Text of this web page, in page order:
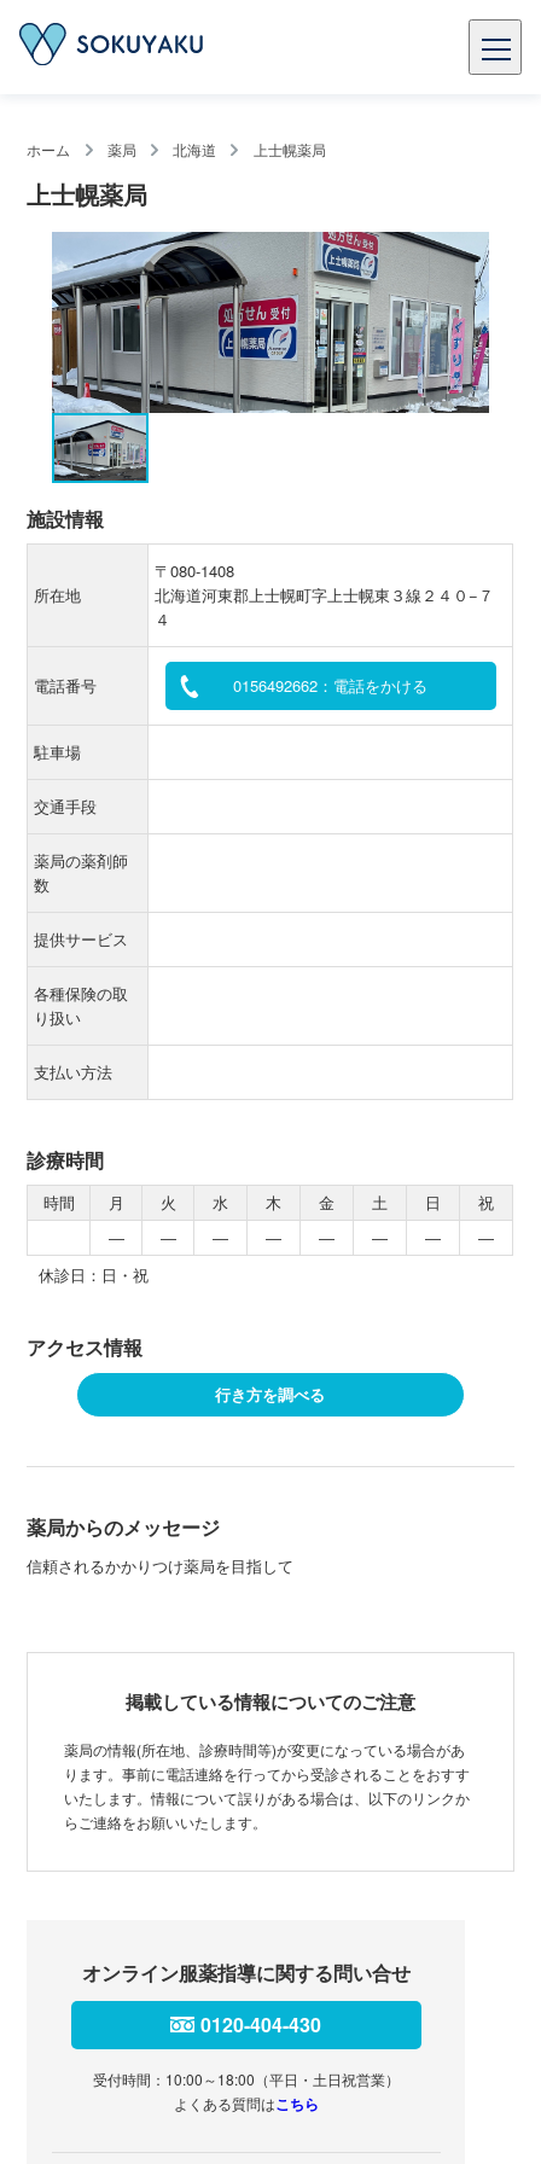
ホーム 薬局 北海道 上士幌薬局
上士幌薬局
施設情報
所在地
〒080-1408
北海道河東郡上士幌町字上士幌東３線２４０−７
４
電話番号 0156492662：電話をかける
駐車場
交通手段
薬局の薬剤師
数
提供サービス
各種保険の取
り扱い
支払い方法
診療時間
時間 月 火 水 木 金 土 日
祝
―
― ― ― ― ― ―
―
休診日：日・祝
アクセス情報
行き方を調べる
薬局からのメッセージ
信頼されるかかりつけ薬局を目指して
掲載している情報についてのご注意
薬局の情報(所在地、診療時間等)が変更になっている場合があ
ります。事前に電話連絡を行ってから受診されることをおすす
いたします。情報について誤りがある場合は、以下のリンクか
らご連絡をお願いいたします。
オンライン服薬指導に関する問い合せ
0120-404-430
受付時間：10:00～18:00（平日・土日祝営業）
よくある質問はこちら